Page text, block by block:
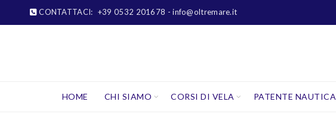
CONTATTACI: +39 0532 201678 - info@oltremare.it
HOME CHI SIAMO CORSI DI VELA PATENTE NAUTICA